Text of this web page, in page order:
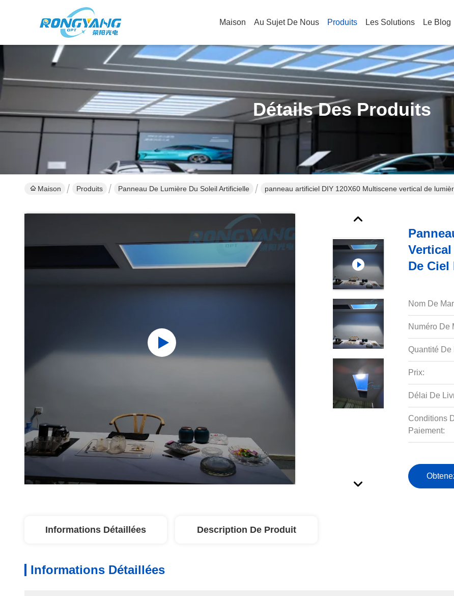
Maison Au Sujet De Nous Produits Les Solutions Le Blog
Détails Des Produits
Maison Produits Panneau De Lumière Du Soleil Artificielle panneau artificiel DIY 120X60 Multiscene vertical de
De Ciel
Nom De
Numéro De
Quantité De
Prix:
Délai De
Conditions
Paiement:
Informations Détaillées Description De Produit
Informations Détaillées